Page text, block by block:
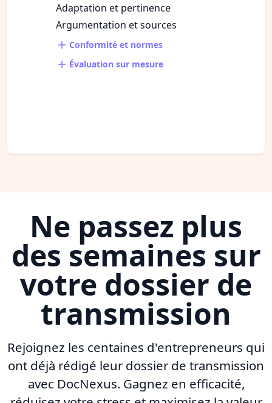
Adaptation et pertinence
Argumentation et sources
Conformité et normes
Évaluation sur mesure
Ne passez plus
des semaines sur
votre dossier de
transmission
Rejoignez les centaines d'entrepreneurs qui
ont déjà rédigé leur dossier de transmission
avec DocNexus. Gagnez en efficacité,